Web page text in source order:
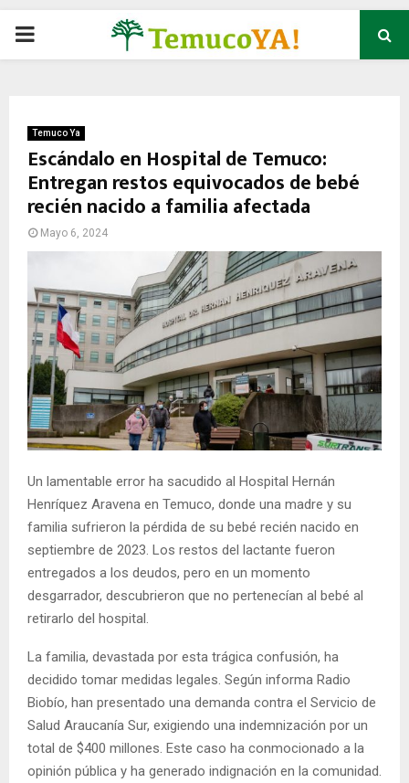
P
M
A
M
E
N
U
Temuco Ya
Escándalo en Hospital de Temuco:
Entregan restos equivocados de bebé
recién nacido a familia afectada
Mayo 6, 2024
Un lamentable error ha sacudido al Hospital Hernán
Henríquez Aravena en Temuco, donde una madre y su
familia sufrieron la pérdida de su bebé recién nacido en
septiembre de 2023. Los restos del lactante fueron
entregados a los deudos, pero en un momento
desgarrador, descubrieron que no pertenecían al bebé al
retirarlo del hospital.
La familia, devastada por esta trágica confusión, ha
decidido tomar medidas legales. Según informa Radio
Biobío, han presentado una demanda contra el Servicio de
Salud Araucanía Sur, exigiendo una indemnización por un
total de $400 millones. Este caso ha conmocionado a la
opinión pública y ha generado indignación en la comunidad.